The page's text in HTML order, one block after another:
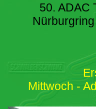
50. ADAC
Mittwoch -